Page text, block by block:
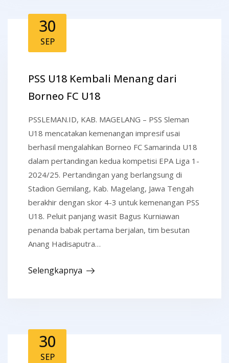
30
SEP
PSS U18 Kembali Menang dari
Borneo FC U18
PSSLEMAN.ID, KAB. MAGELANG – PSS Sleman
U18 mencatakan kemenangan impresif usai
berhasil mengalahkan Borneo FC Samarinda U18
dalam pertandingan kedua kompetisi EPA Liga 1-
2024/25. Pertandingan yang berlangsung di
Stadion Gemilang, Kab. Magelang, Jawa Tengah
berakhir dengan skor 4-3 untuk kemenangan PSS
U18. Peluit panjang wasit Bagus Kurniawan
penanda babak pertama berjalan, tim besutan
Anang Hadisaputra…
Selengkapnya
30
SEP